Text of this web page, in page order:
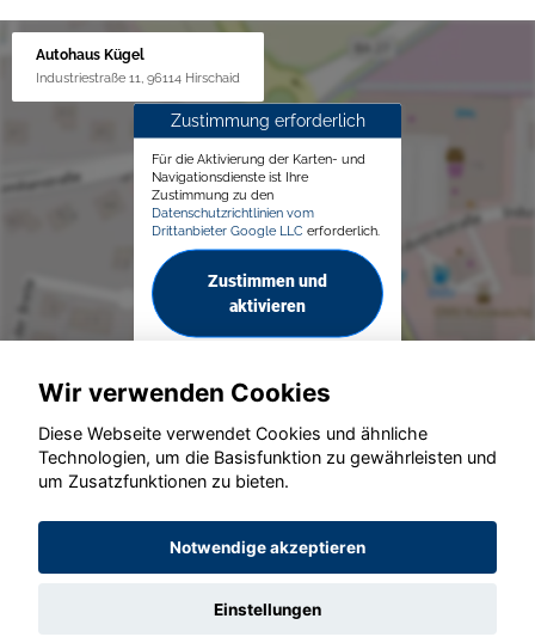
Autohaus Kügel
Industriestraße 11, 96114 Hirschaid
Zustimmung erforderlich
Für die Aktivierung der Karten- und
Navigationsdienste ist Ihre
Zustimmung zu den
Datenschutzrichtlinien vom
Drittanbieter Google LLC erforderlich.
Zustimmen und
aktivieren
© konjunkturmotor.de GmbH 2020 - 2026
Wir verwenden Cookies
Diese Webseite verwendet Cookies und ähnliche
Technologien, um die Basisfunktion zu gewährleisten und
um Zusatzfunktionen zu bieten.
Notwendige akzeptieren
Einstellungen